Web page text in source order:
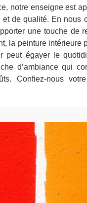
notre enseigne est
de qualité. En nous
une touche de
la peinture intérieure
peut égayer le
d’ambiance qui
Confiez-nous